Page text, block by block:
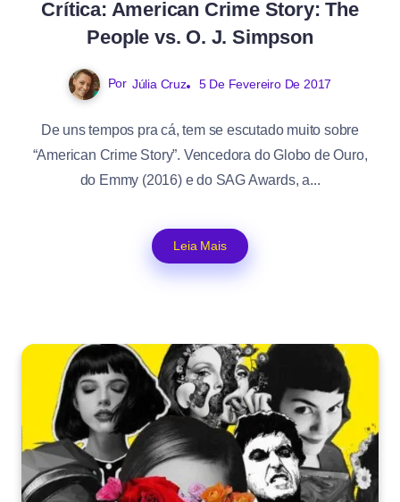
Crítica: American Crime Story: The
People vs. O. J. Simpson
Por Júlia Cruz 5 De Fevereiro De 2017
De uns tempos pra cá, tem se escutado muito sobre
“American Crime Story”. Vencedora do Globo de Ouro,
do Emmy (2016) e do SAG Awards, a...
Leia Mais